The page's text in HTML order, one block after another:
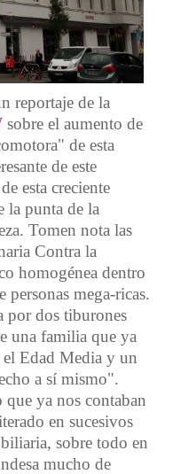
reportaje de la
sobre el aumento de
de esta
de este
esta creciente
la punta de la
Tomen nota las
Contra la
homogénea dentro
mega-ricas.
por dos tiburones
una familia que ya
el Edad Media y un
a sí mismo".
ya nos contaban
en sucesivos
sobre todo en
mucho de